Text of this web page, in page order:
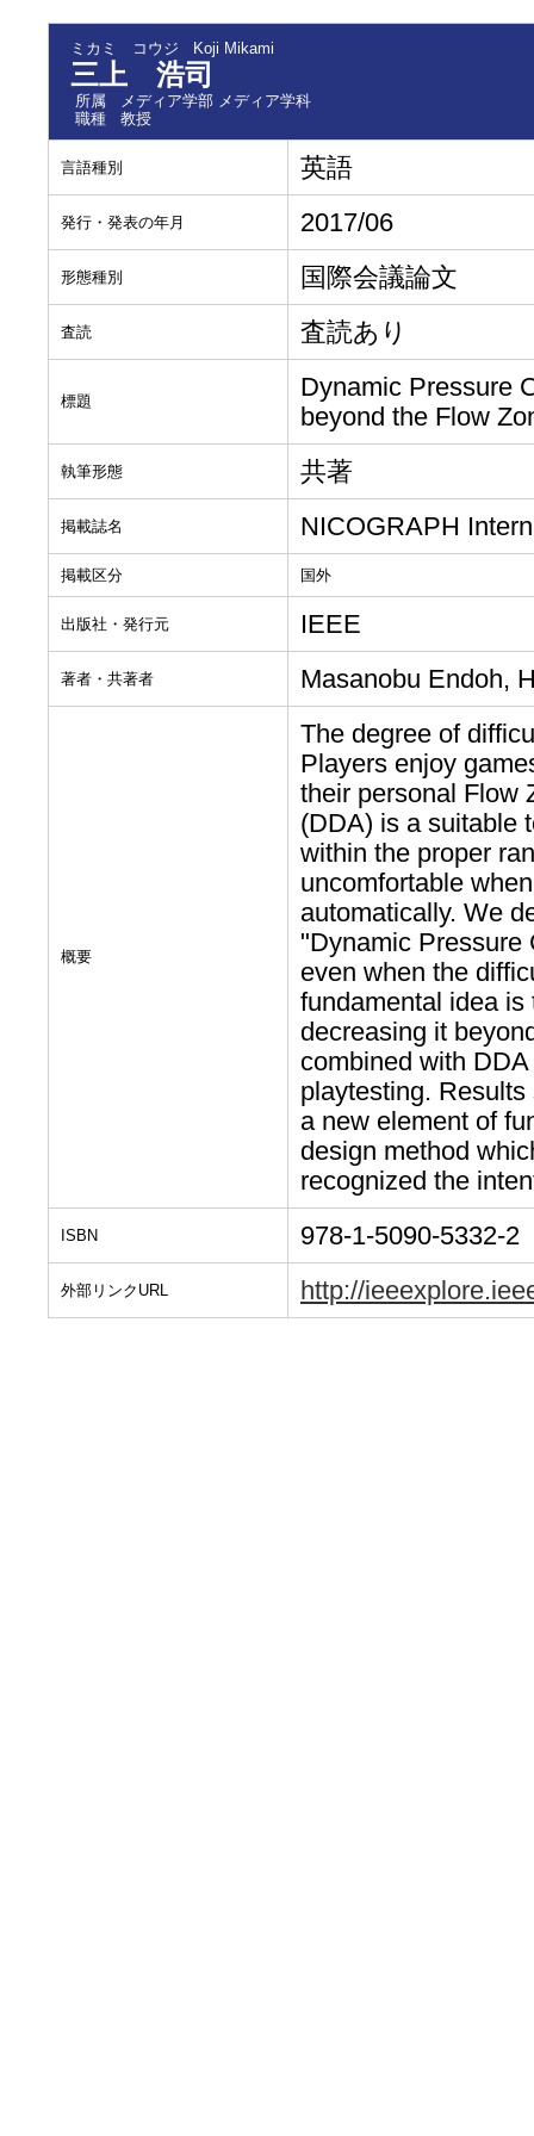
ミカミ コウジ Koji Mikami
三上 浩司
所属
メディア学部 メディア学科
職種
教授
言語種別 英語
発行・発表の年月 2017/06
形態種別 国際会議論文
査読 査読あり
標題
Dynamic Pressure
beyond the Flow
執筆形態 共著
掲載誌名 NICOGRAPH
掲載区分 国外
出版社・発行元 IEEE
著者・共著者 Masanobu Endoh,
概要
The degree of
Players enjoy
their personal Flow
(DDA) is a suitable
within the proper
uncomfortable
automatically. We
"Dynamic Pressure
even when the
fundamental idea
decreasing it
combined with
playtesting.
a new element of
design method
recognized the
ISBN 978-1-5090-5332-2
外部リンクURL http://